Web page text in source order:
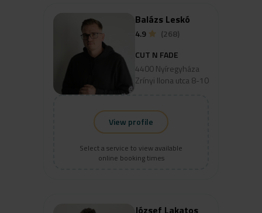
View profile
Select a service to view available
online booking times
Balázs Leskó
4.9
(268)
CUT N FADE
4400 Nyíregyháza
Zrínyi Ilona utca 8-10
József Lakatos